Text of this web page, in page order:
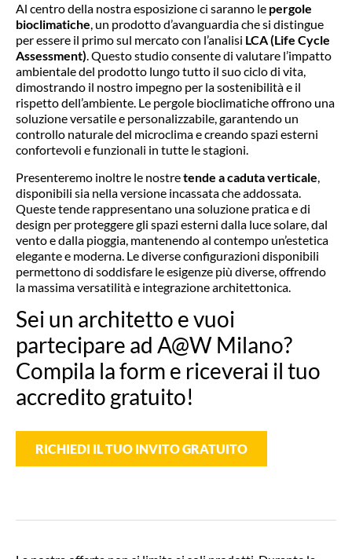
Al centro della nostra esposizione ci saranno le pergole
bioclimatiche, un prodotto d’avanguardia che si distingue
per essere il primo sul mercato con l’analisi LCA (Life Cycle
Assessment). Questo studio consente di valutare l’impatto
ambientale del prodotto lungo tutto il suo ciclo di vita,
dimostrando il nostro impegno per la sostenibilità e il
rispetto dell’ambiente. Le pergole bioclimatiche offrono una
soluzione versatile e personalizzabile, garantendo un
controllo naturale del microclima e creando spazi esterni
confortevoli e funzionali in tutte le stagioni.
Presenteremo inoltre le nostretende a caduta verticale
disponibili sia nella versione incassata che addossata.
Queste tende rappresentano una soluzione pratica e di
design per proteggere gli spazi esterni dalla luce solare, dal
vento e dalla pioggia, mantenendo al contempo un’estetica
elegante e moderna. Le diverse configurazioni disponibili
permettono di soddisfare le esigenze più diverse, offrendo
la massima versatilità e integrazione architettonica.
Sei un architetto e vuoi
partecipare ad A@W Milano?
Compila la form e riceverai il tuo
accredito gratuito!
RICHIEDI IL TUO INVITO GRATUITO